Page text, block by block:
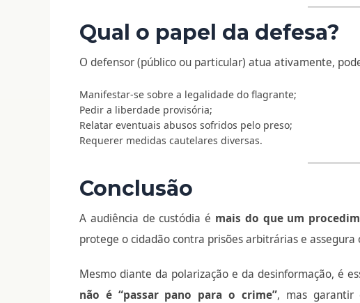
Qual o papel da defesa?
O defensor (público ou particular) atua ativamente,
Manifestar-se sobre a legalidade do flagrante;
Pedir a liberdade provisória;
Relatar eventuais abusos sofridos pelo preso;
Requerer medidas cautelares diversas.
Conclusão
A audiência de custódia é mais do que um
protege o cidadão contra prisões arbitrárias e assegura
Mesmo diante da polarização e da desinformação, é
não é “passar pano para o crime”, mas garantir